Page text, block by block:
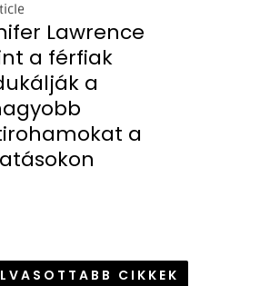
Lawrence
a férfiak
a
a
CIKKEK